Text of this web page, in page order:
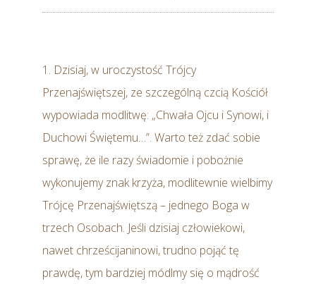
1. Dzisiaj, w uroczystość Trójcy
Przenajświętszej, ze szczególną czcią Kościół
wypowiada modlitwę: „Chwała Ojcu i Synowi, i
Duchowi Świętemu…”. Warto też zdać sobie
sprawę, że ile razy świadomie i pobożnie
wykonujemy znak krzyża, modlitewnie wielbimy
Trójcę Przenajświętszą – jednego Boga w
trzech Osobach. Jeśli dzisiaj człowiekowi,
nawet chrześcijaninowi, trudno pojąć tę
prawdę, tym bardziej módlmy się o mądrość